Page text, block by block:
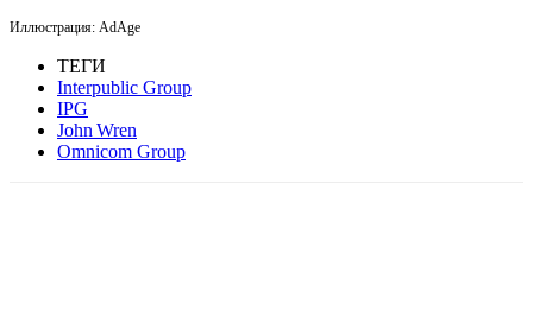
Иллюстрация: AdAge
ТЕГИ
Interpublic Group
IPG
John Wren
Omnicom Group